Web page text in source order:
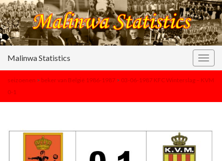
Malinwa Statistics
seizoenen > beker van België 1986-1987 > 03-06-1987 KFC Winterslag – KVM
0-1